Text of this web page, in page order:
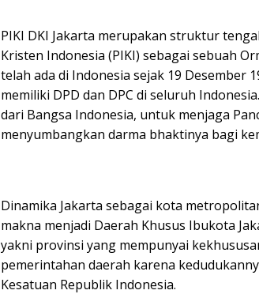
PIKI DKI Jakarta merupakan struktur
Kristen Indonesia (PIKI) sebagai sebuah
telah ada di Indonesia sejak 19 Desember
memiliki DPD dan DPC di seluruh
dari Bangsa Indonesia, untuk menjaga
menyumbangkan darma bhaktinya bagi
Dinamika Jakarta sebagai kota
makna menjadi Daerah Khusus Ibukota
yakni provinsi yang mempunyai
pemerintahan daerah karena
Kesatuan Republik Indonesia.